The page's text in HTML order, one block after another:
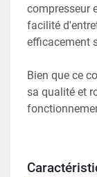
compresseur
facilité
efficacement
Bien que ce
sa qualité et
pour les